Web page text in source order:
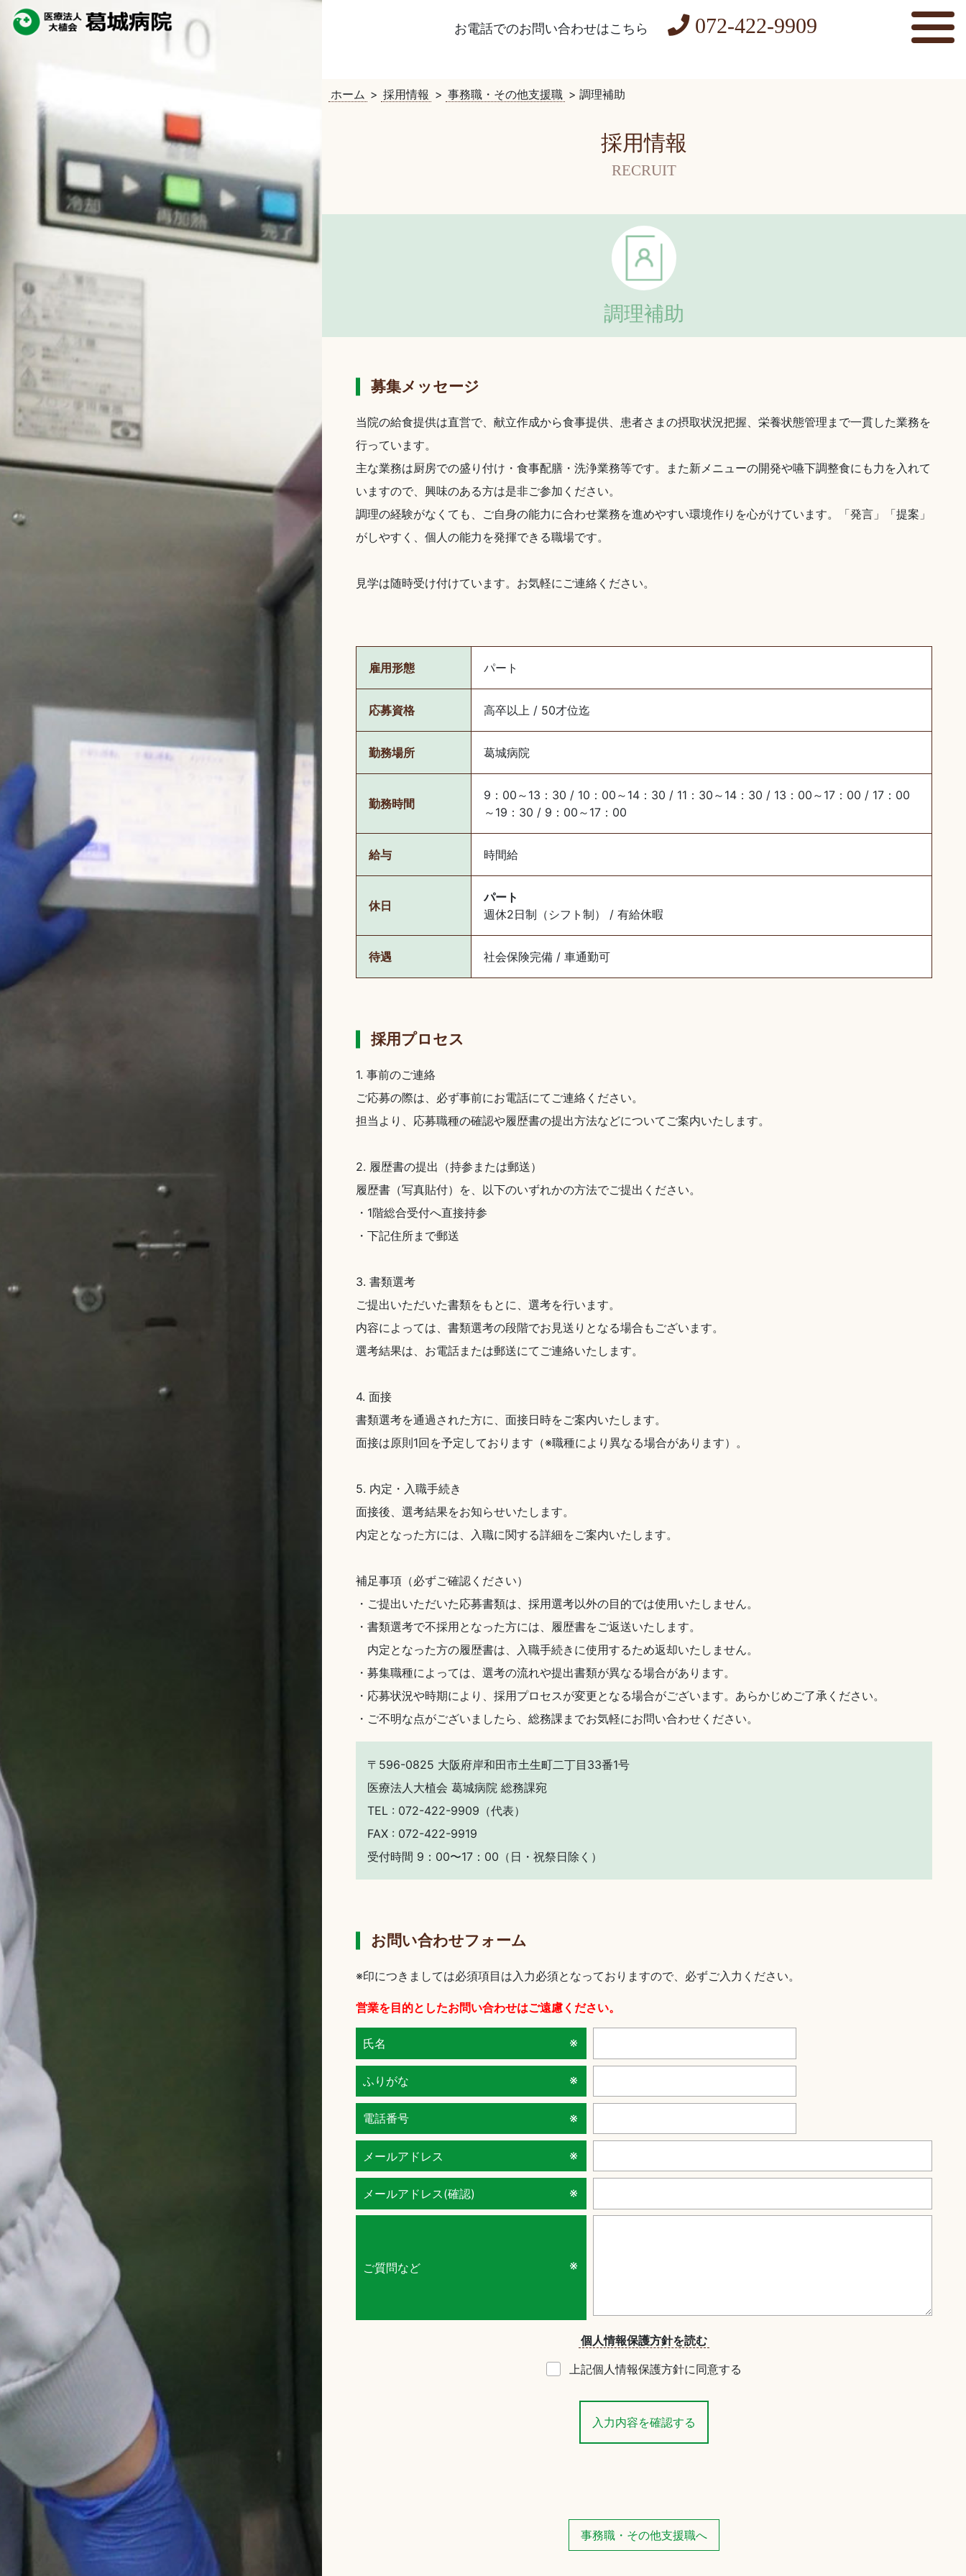
お電話でのお問い合わせはこちら 072-422-9909
ホーム > 採用情報 > 事務職・その他支援職 > 調理補助
採用情報
RECRUIT
調理補助
募集メッセージ
当院の給食提供は直営で、献立作成から食事提供、患者さまの摂取状況把握、栄養状態管理まで一貫した業務を
行っています。
主な業務は厨房での盛り付け・食事配膳・洗浄業務等です。また新メニューの開発や嚥下調整食にも力を入れて
いますので、興味のある方は是非ご参加ください。
調理の経験がなくても、ご自身の能力に合わせ業務を進めやすい環境作りを心がけています。「発言」「提案」
がしやすく、個人の能力を発揮できる職場です。
見学は随時受け付けています。お気軽にご連絡ください。
雇用形態 パート
応募資格 高卒以上 / 50才位迄
勤務場所 葛城病院
勤務時間
9：00～13：30 / 10：00～14：30 / 11：30～14：30 / 13：00～17：00 / 17：00
～19：30 / 9：00～17：00
給与 時間給
休日
パート
週休2日制（シフト制） / 有給休暇
待遇 社会保険完備 / 車通勤可
採用プロセス
1. 事前のご連絡
ご応募の際は、必ず事前にお電話にてご連絡ください。
担当より、応募職種の確認や履歴書の提出方法などについてご案内いたします。
2. 履歴書の提出（持参または郵送）
履歴書（写真貼付）を、以下のいずれかの方法でご提出ください。
・1階総合受付へ直接持参
・下記住所まで郵送
3. 書類選考
ご提出いただいた書類をもとに、選考を行います。
内容によっては、書類選考の段階でお見送りとなる場合もございます。
選考結果は、お電話または郵送にてご連絡いたします。
4. 面接
書類選考を通過された方に、面接日時をご案内いたします。
面接は原則1回を予定しております（※職種により異なる場合があります）。
5. 内定・入職手続き
面接後、選考結果をお知らせいたします。
内定となった方には、入職に関する詳細をご案内いたします。
補足事項（必ずご確認ください）
・ご提出いただいた応募書類は、採用選考以外の目的では使用いたしません。
・書類選考で不採用となった方には、履歴書をご返送いたします。
内定となった方の履歴書は、入職手続きに使用するため返却いたしません。
・募集職種によっては、選考の流れや提出書類が異なる場合があります。
・応募状況や時期により、採用プロセスが変更となる場合がございます。あらかじめご了承ください。
・ご不明な点がございましたら、総務課までお気軽にお問い合わせください。
〒596-0825 大阪府岸和田市土生町二丁目33番1号
医療法人大植会 葛城病院 総務課宛
TEL : 072-422-9909 （代表）
FAX : 072-422-9919
受付時間 9：00〜17：00（日・祝祭日除く）
お問い合わせフォーム
※印につきましては必須項目は入力必須となっておりますので、必ずご入力ください。
営業を目的としたお問い合わせはご遠慮ください。
氏名
ふりがな
電話番号
メールアドレス
メールアドレス(確認)
ご質問など
個人情報保護方針を読む
上記個人情報保護方針に同意する
事務職・その他支援職へ